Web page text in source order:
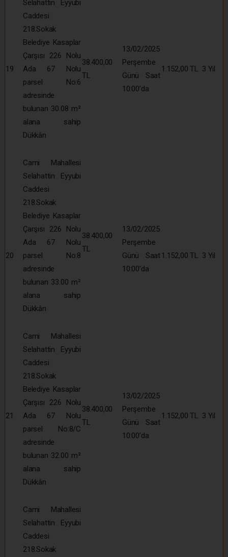
19
Selahattin Eyyubi
Caddesi
218.Sokak
Belediye Kasaplar
Çarşısı 226 Nolu
Ada 67 Nolu
parsel No:6
adresinde
bulunan 30.08 m²
alana sahip
Dükkân
38.400,00
TL
13/02/2025
Perşembe
Günü Saat
10:00’da
1.152,00 TL 3 Yıl
20
Cami Mahallesi
Selahattin Eyyubi
Caddesi
218.Sokak
Belediye Kasaplar
Çarşısı 226 Nolu
Ada 67 Nolu
parsel No:8
adresinde
bulunan 33.00 m²
alana sahip
Dükkân
38.400,00
TL
13/02/2025
Perşembe
Günü Saat
10:00’da
1.152,00 TL 3 Yıl
21
Cami Mahallesi
Selahattin Eyyubi
Caddesi
218.Sokak
Belediye Kasaplar
Çarşısı 226 Nolu
Ada 67 Nolu
parsel No:8/C
adresinde
bulunan 32.00 m²
alana sahip
Dükkân
38.400,00
TL
13/02/2025
Perşembe
Günü Saat
10:00’da
1.152,00 TL 3 Yıl
Cami Mahallesi
Selahattin Eyyubi
Caddesi
218.Sokak